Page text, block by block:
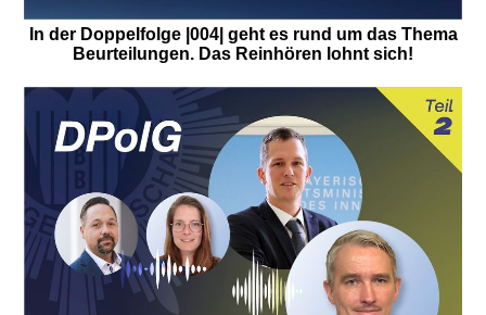
In der Doppelfolge |004| geht es rund um das Thema
Beurteilungen. Das Reinhören lohnt sich!